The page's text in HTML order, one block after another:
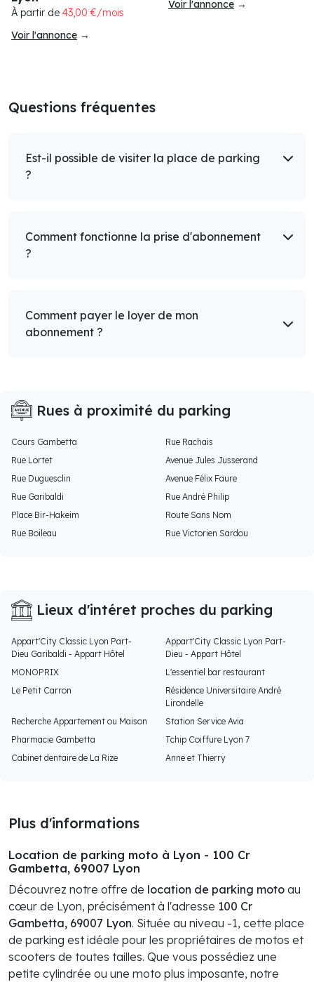
À partir de 43,00 €/mois
Voir l'annonce →
Voir l'annonce →
Questions fréquentes
Est-il possible de visiter la place de parking
?
Comment fonctionne la prise d'abonnement
?
Comment payer le loyer de mon
abonnement ?
Rues à proximité du parking
Cours Gambetta
Rue Rachais
Rue Lortet
Avenue Jules Jusserand
Rue Duguesclin
Avenue Félix Faure
Rue Garibaldi
Rue André Philip
Place Bir-Hakeim
Route Sans Nom
Rue Boileau
Rue Victorien Sardou
Lieux d'intéret proches du parking
Appart'City Classic Lyon Part-
Dieu Garibaldi - Appart Hôtel
Appart'City Classic Lyon Part-
Dieu - Appart Hôtel
MONOPRIX
L'essentiel bar restaurant
Le Petit Carron
Résidence Universitaire André
Lirondelle
Recherche Appartement ou Maison
Station Service Avia
Pharmacie Gambetta
Tchip Coiffure Lyon 7
Cabinet dentaire de La Rize
Anne et Thierry
Plus d'informations
Location de parking moto à Lyon - 100 Cr
Gambetta, 69007 Lyon
Découvrez notre offre de location de parking moto au
cœur de Lyon, précisément à l'adresse 100 Cr
Gambetta, 69007 Lyon. Située au niveau -1, cette place
de parking est idéale pour les propriétaires de motos et
scooters de toutes tailles. Que vous possédiez une
petite cylindrée ou une moto plus imposante, notre